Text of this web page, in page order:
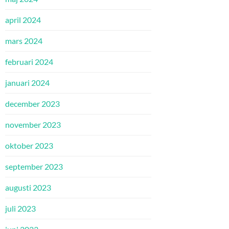
april 2024
mars 2024
februari 2024
januari 2024
december 2023
november 2023
oktober 2023
september 2023
augusti 2023
juli 2023